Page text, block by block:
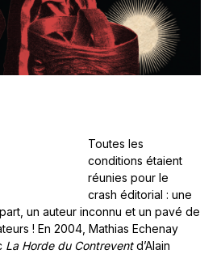
Toutes les
conditions étaient
réunies pour le
crash éditorial : une
un auteur inconnu et un pavé de
! En 2004, Mathias Echenay
La Horde du Contreventd’Alain